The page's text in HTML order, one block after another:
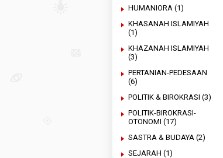
HUMANIORA (1)
KHASANAH ISLAMIYAH
(1)
KHAZANAH ISLAMIYAH
(3)
PERTANIAN-PEDESAAN
(6)
POLITIK & BIROKRASI (3)
POLITIK-BIROKRASI-
OTONOMI (17)
SASTRA & BUDAYA (2)
SEJARAH (1)